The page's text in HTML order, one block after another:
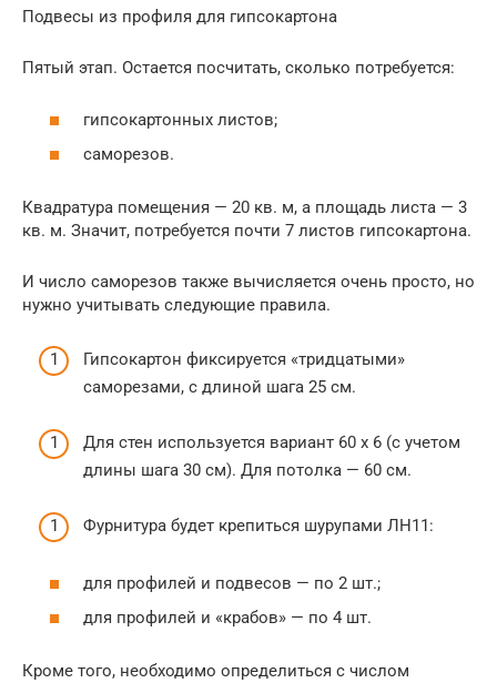
Подвесы из профиля для гипсокартона
Пятый этап. Остается посчитать, сколько потребуется:
гипсокартонных листов;
саморезов.
Квадратура помещения — 20 кв. м, а площадь листа — 3
кв. м. Значит, потребуется почти 7 листов гипсокартона.
И число саморезов также вычисляется очень просто, но
нужно учитывать следующие правила.
Гипсокартон фиксируется «тридцатыми»
саморезами, с длиной шага 25 см.
Для стен используется вариант 60 х 6 (с учетом
длины шага 30 см). Для потолка — 60 см.
Фурнитура будет крепиться шурупами ЛН11:
для профилей и подвесов — по 2 шт.;
для профилей и «крабов» — по 4 шт.
Кроме того, необходимо определиться с числом